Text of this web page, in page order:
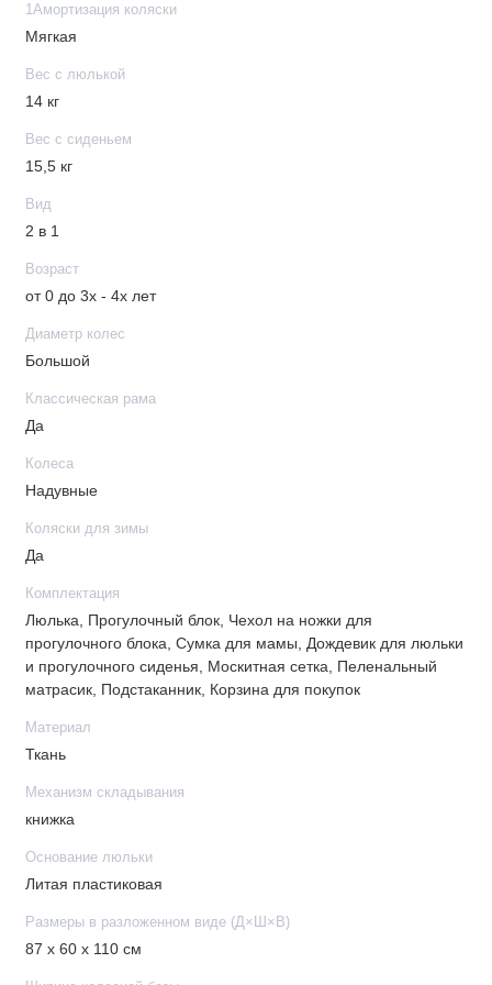
Для детей от 6 мес. и примерно до 3-х лет
Максимальный вес ребенка: 15 кг
опускаться до бампера, москитное окошко встроено в
заднюю часть капора
положениях
Прогулочный блок реверсивный: лицом к маме или
лицом на «дорогу»
Шасси
любого роста
Колеса надувные, большие, со спицами
Удобная корзина для покупок
В комплекте
Накидка на ножки
Дождевик
Москитная сетка
Габариты
Люлька
1Амортизация коляски
Мягкая
Вес с люлькой
14 кг
Вес с сиденьем
15,5 кг
Вид
2 в 1
Возраст
от 0 до 3х - 4х лет
Диаметр колес
Большой
Классическая рама
Да
Колеса
Надувные
Коляски для зимы
Да
Комплектация
Люлька, Прогулочный блок, Чехол на ножки для
прогулочного блока, Сумка для мамы, Дождевик для люльки
и прогулочного сиденья, Москитная сетка, Пеленальный
матрасик, Подстаканник, Корзина для покупок
Материал
Ткань
Механизм складывания
книжка
Основание люльки
Литая пластиковая
Размеры в разложенном виде (Д×Ш×В)
87 х 60 х 110 см